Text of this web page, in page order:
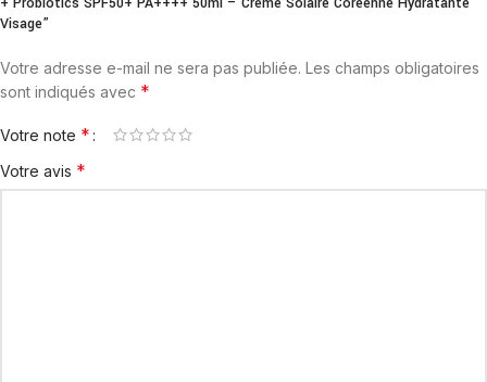
Visage”
Votre adresse e-mail ne sera pas publiée. Les champs obligatoires
sont indiqués avec *
Votre note *
Votre avis *